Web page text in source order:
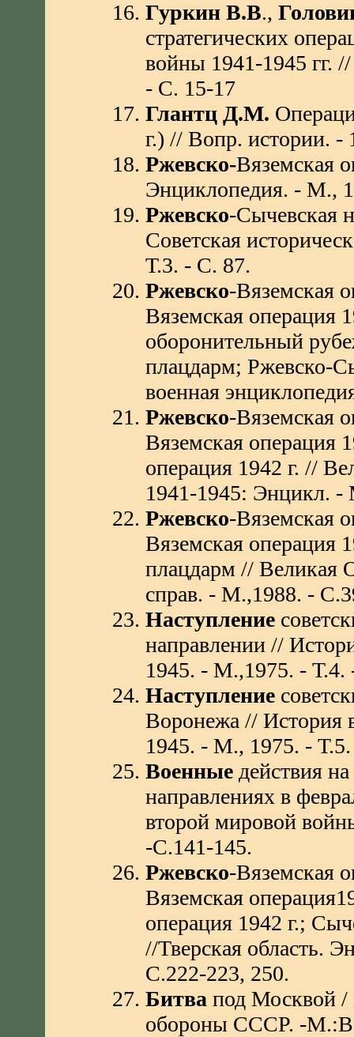
Гуркин В.В.,
стратегических
войны 1941-1945 гг.
- С. 15-17
Глантц Д.М.
г.) // Вопр. истории.
Ржевско-Вяземская
Энциклопедия. - М.,
Ржевско-Сычевская
Советская
Т.3. - С. 87.
Ржевско-Вяземская
Вяземская операция
оборонительный
плацдарм; Ржевско-
военная
Ржевско-Вяземская
Вяземская операция
операция 1942 г. //
1941-1945: Энцикл.
Ржевско-Вяземская
Вяземская операция
плацдарм // Великая
справ. - М.,1988. -
Наступление
направлении //
1945. - М.,1975. - Т.4.
Наступление
Воронежа // История
1945. - М., 1975. -
Военныедействия на
направлениях в
второй мировой
-С.141-145.
Ржевско-Вяземская
Вяземская
операция 1942 г.;
//Тверская область.
С.222-223, 250.
Битва под Москвой /
обороны СССР. -